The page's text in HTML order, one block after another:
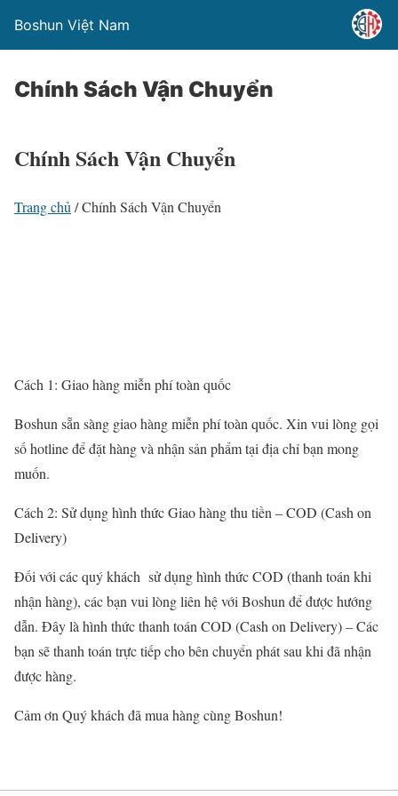
Boshun Việt Nam
Chính Sách Vận Chuyển
Chính Sách Vận Chuyển
Trang chủ /Chính Sách Vận Chuyển
Cách 1: Giao hàng miễn phí toàn quốc
Boshun sẵn sàng giao hàng miễn phí toàn quốc. Xin vui lòng gọi
số hotline để đặt hàng và nhận sản phẩm tại địa chỉ bạn mong
muốn.
Cách 2: Sử dụng hình thức Giao hàng thu tiền – COD (Cash on
Delivery)
Đối với các quý khách sử dụng hình thức COD (thanh toán khi
nhận hàng), các bạn vui lòng liên hệ với Boshun để được hướng
dẫn. Đây là hình thức thanh toán COD (Cash on Delivery) – Các
bạn sẽ thanh toán trực tiếp cho bên chuyển phát sau khi đã nhận
được hàng.
Cảm ơn Quý khách đã mua hàng cùng Boshun!